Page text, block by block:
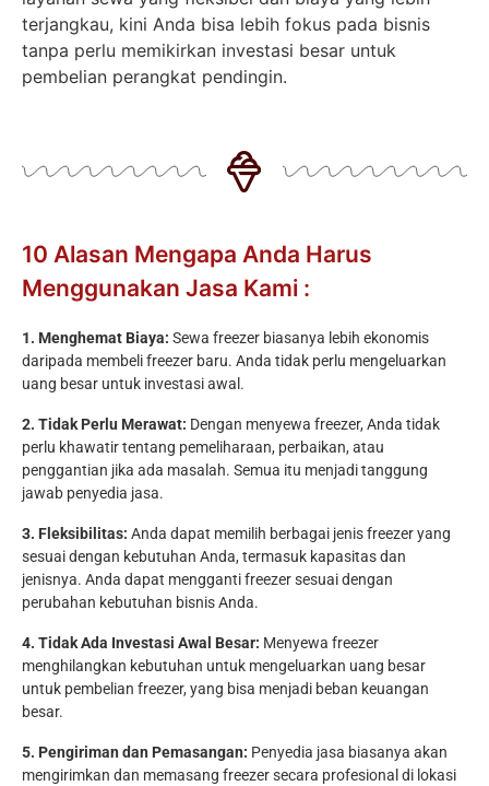
terjangkau, kini Anda bisa lebih fokus pada bisnis
tanpa perlu memikirkan investasi besar untuk
pembelian perangkat pendingin.
10 Alasan Mengapa Anda Harus
Menggunakan Jasa Kami :
1. Menghemat Biaya: Sewa freezer biasanya lebih ekonomis
daripada membeli freezer baru. Anda tidak perlu mengeluarkan
uang besar untuk investasi awal.
2. Tidak Perlu Merawat: Dengan menyewa freezer, Anda tidak
perlu khawatir tentang pemeliharaan, perbaikan, atau
penggantian jika ada masalah. Semua itu menjadi tanggung
jawab penyedia jasa.
3. Fleksibilitas: Anda dapat memilih berbagai jenis freezer yang
sesuai dengan kebutuhan Anda, termasuk kapasitas dan
jenisnya. Anda dapat mengganti freezer sesuai dengan
perubahan kebutuhan bisnis Anda.
4. Tidak Ada Investasi Awal Besar: Menyewa freezer
menghilangkan kebutuhan untuk mengeluarkan uang besar
untuk pembelian freezer, yang bisa menjadi beban keuangan
besar.
5. Pengiriman dan Pemasangan: Penyedia jasa biasanya akan
mengirimkan dan memasang freezer secara profesional di lokasi